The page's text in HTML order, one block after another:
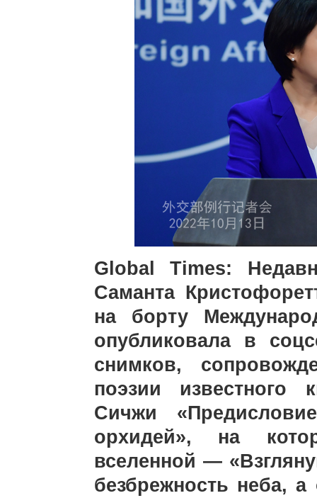
Global Times:
Саманта
на борту
опубликовала в
снимков,
поэзии известного
Сичжи
орхидей», на
вселенной —
безбрежность неба,